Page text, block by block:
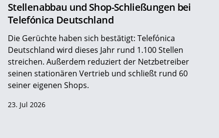
Stellenabbau und Shop-Schließungen bei
Telefónica Deutschland
Die Gerüchte haben sich bestätigt: Telefónica
Deutschland wird dieses Jahr rund 1.100 Stellen
streichen. Außerdem reduziert der Netzbetreiber
seinen stationären Vertrieb und schließt rund 60
seiner eigenen Shops.
23. Jul 2026